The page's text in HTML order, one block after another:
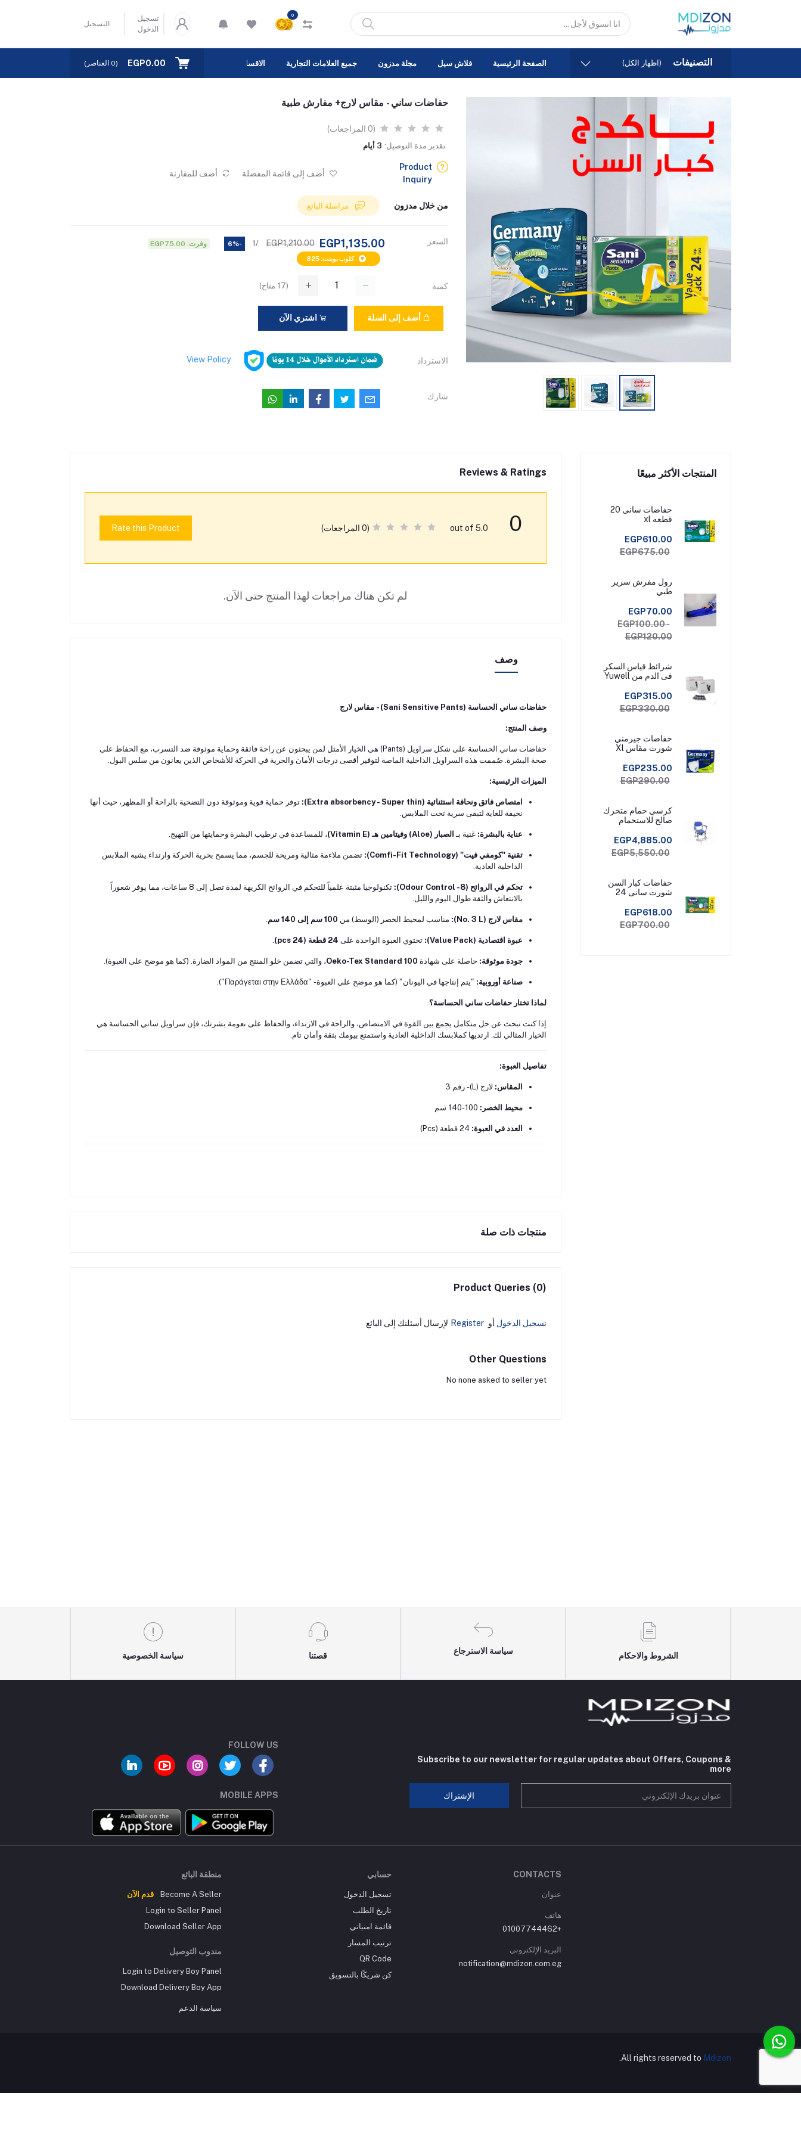
0
تسجيل
الدخول
التسجيل
التصنيفات (اظهار الكل) الصفحة الرئيسية فلاش سيل مجلة مدزون جميع العلامات التجارية الاقسام EGP0.00
(
0 العناصر)
حفاضات ساني - مقاس لارج+ مفارش طبية
(0 المراجعات)
تقدير مدة التوصيل: 3 أيام
Product
Inquiry
أضف إلى قائمة المفضلة أضف للمقارنة
من خلال مدزون
السعر EGP1,135.00
EGP1,210.00
/1
-6% وفرت: EGP75.00
كلوب بوينت: 825
كمية (
17 متاح)
أضف إلى السلة اشتري الآن
الاسترداد View Policy
شارك
المنتجات الأكثر مبيعًا
حفاضات سانى 20
قطعه xl
EGP610.00
EGP675.00
رول مفرش سرير
طبي
EGP70.00
EGP100.00 -
EGP120.00
شرائط قياس السكر
فى الدم من Yuwell
شريط قياس
EGP315.00
EGP330.00
حفاضات جيرمني
شورت مقاس Xl
EGP235.00
EGP290.00
كرسي حمام متحرك
صالح للاستحمام
EGP4,885.00
EGP5,550.00
حفاضات كبار السن
شورت سانى 24
EGP618.00
EGP700.00
Reviews & Ratings
0
out of 5.0 (0 المراجعات) Rate this Product
لم تكن هناك مراجعات لهذا المنتج حتى الآن.
وصف
حفاضات ساني الحساسة (Sani Sensitive Pants) - مقاس لارج
وصف المنتج:
حفاضات ساني الحساسة على شكل سراويل (Pants) هي الخيار الأمثل لمن يبحثون عن راحة فائقة وحماية موثوقة ضد التسرب، مع الحفاظ على
صحة البشرة. صُممت هذه السراويل الداخلية الماصة لتوفير أقصى درجات الأمان والحرية في الحركة للأشخاص الذين يعانون من سلس البول.
الميزات الرئيسية:
امتصاص فائق ونحافة استثنائية (Extra absorbency - Super thin):
توفر حماية قوية وموثوقة دون التضحية بالراحة أو المظهر، حيث أنها
نحيفة للغاية لتبقى سرية تحت الملابس.
عناية بالبشرة: غنية بـ الصبار (Aloe) وفيتامين هـ (Vitamin E) ، للمساعدة في ترطيب البشرة وحمايتها من التهيج.
تقنية "كومفي فيت" (Comfi-Fit Technology):
تضمن ملاءمة مثالية ومريحة للجسم، مما يسمح بحرية الحركة وارتداء يشبه الملابس
الداخلية العادية.
تحكم في الروائح (Odour Control -8):
تكنولوجيا مثبتة علمياً للتحكم في الروائح الكريهة لمدة تصل إلى 8 ساعات، مما يوفر شعوراً
بالانتعاش والثقة طوال اليوم والليل.
مقاس لارج (No. 3 L): مناسب لمحيط الخصر (الوسط) من 100 سم إلى 140 سم .
عبوة اقتصادية (Value Pack): تحتوي العبوة الواحدة على 24 قطعة (24 pcs) .
جودة موثوقة: حاصلة على شهادة Oeko-Tex Standard 100، والتي تضمن خلو المنتج من المواد الضارة. (كما هو موضح على العبوة).
صناعة أوروبية: "يتم إنتاجها في اليونان" (كما هو موضح على العبوة - "Παράγεται στην Ελλάδα").
لماذا تختار حفاضات ساني الحساسة؟
إذا كنت تبحث عن حل متكامل يجمع بين القوة في الامتصاص، والراحة في الارتداء، والحفاظ على نعومة بشرتك، فإن سراويل ساني الحساسة هي
الخيار المثالي لك. ارتديها كملابسك الداخلية العادية واستمتع بيومك بثقة وأمان تام.
تفاصيل العبوة:
المقاس: لارج (L) - رقم 3
محيط الخصر:
العدد في العبوة:
منتجات ذات صلة
Product Queries (0)
تسجيل الدخول أو Register لإرسال أسئلتك إلى البائع
Other Questions
No none asked to seller yet
الشروط والاحكام
سياسة الاسترجاع
قصتنا سياسة الخصوصية
Subscribe to our newsletter for regular updates about Offers, Coupons &
more
الإشتراك
FOLLOW US
MOBILE APPS
CONTACTS
عنوان
هاتف
+01007744462
البريد الإلكتروني
notification@mdizon.com.eg
حسابي
تسجيل الدخول
تاريخ الطلب
قائمة امنياتي
ترتيب المسار
QR Code
كن شريكًا بالتسويق
منطقة البائع
Become A Seller
قدم الآن
Login to Seller Panel
Download Seller App
مندوب التوصيل
Login to Delivery Boy Panel
Download Delivery Boy App
سياسة الدعم
All rights reserved to Mdizon
.